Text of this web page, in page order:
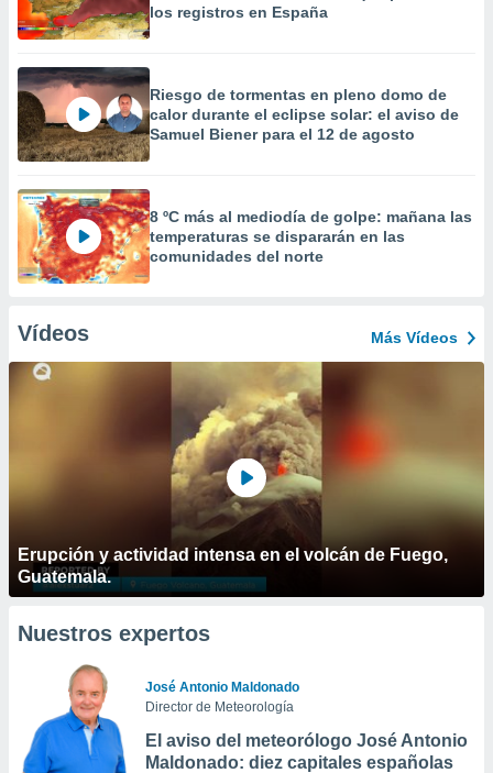
los registros en España
Riesgo de tormentas en pleno domo de
calor durante el eclipse solar: el aviso de
Samuel Biener para el 12 de agosto
8 ºC más al mediodía de golpe: mañana las
temperaturas se dispararán en las
comunidades del norte
Vídeos Más Vídeos
Erupción y actividad intensa en el volcán de Fuego,
Guatemala.
Nuestros expertos
José Antonio Maldonado
Director de Meteorología
El aviso del meteorólogo José Antonio
Maldonado: diez capitales españolas